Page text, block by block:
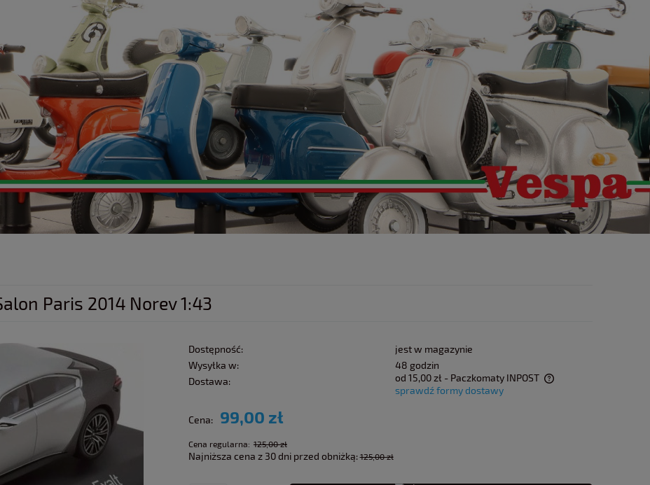
Paris 2014 Norev 1:43
Dostępność:
jest w magazynie
Wysyłka w:
48 godzin
Dostawa:
od 15,00 zł - Paczkomaty INPOST
sprawdź formy dostawy
Cena: 99,00 zł
Cena regularna: 125,00 zł
Najniższa cena z 30 dni przed obniżką:125,00 zł